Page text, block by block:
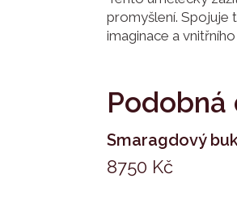
promyšlení. Spojuje
imaginace a
Podobná
Smaragdový
8750 Kč